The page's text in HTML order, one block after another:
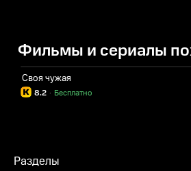
Фильмы и сериалы
Своя чужая
8.2 Бесплатно
·
Разделы